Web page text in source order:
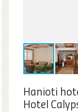
Hanioti
Hotel